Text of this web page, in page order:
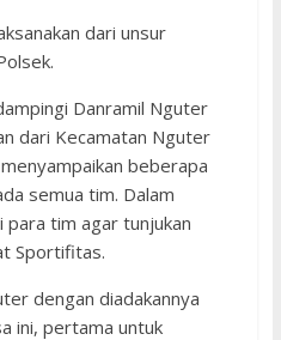
dari unsur
Danramil Nguter
dari Kecamatan Nguter
beberapa
semua tim. Dalam
para tim agar tunjukan
Sportifitas.
dengan diadakannya
ini, pertama untuk